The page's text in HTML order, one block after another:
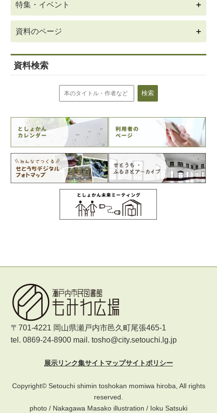
特集・イベント
資料のページ
資料検索
〒701-4221 岡山県瀬戸内市邑久町尾張465-1
tel. 0869-24-8900 mail. tosho@city.setouchi.lg.jp
展示リンク集サイトマップサイトポリシー
Copyright© Setouchi shimin toshokan momiwa hiroba, All rights
reserved.
photo / Nakagawa Masako illustration / Ioku Satsuki